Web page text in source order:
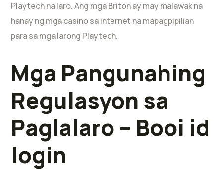
Playtech na laro.Ang mga Briton ay may malawak na
hanay ng mga casino sa internet na mapagpipilian
para sa mga larong Playtech.
Mga Pangunahing
Regulasyon sa
Paglalaro – Booi id
login